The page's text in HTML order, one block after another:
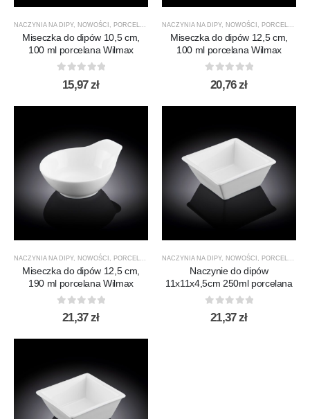
NACZYNIA NA DIPY, NOWOŚCI , PORCELANA PRODUCENCI , PRODUKTY,SALATERY, WILMAX
Miseczka do dipów 10,5 cm,
100 ml porcelana Wilmax
out of 5
15,97zł
NACZYNIA NA DIPY, NOWOŚCI , PORCELANA
Miseczka do dipów 12,5 cm,
100 ml porcelana Wilmax
out of 5
20,76zł
NACZYNIA NA DIPY, NOWOŚCI PORCELANA PRODUCENCI , PRODUKTY,SALATERY, WILMAX
Miseczka do dipów 12,5 cm,
190 ml porcelana Wilmax
out of 5
21,37zł
NACZYNIA NA DIPY, NOWOŚCI PORCELANA
Naczynie do dipów
11x11x4,5cm 250ml porcelana
out of 5
21,37zł